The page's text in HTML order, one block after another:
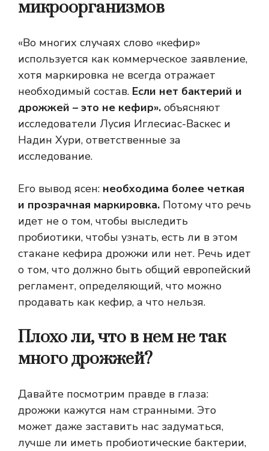
микроорганизмов
«Во многих случаях слово «кефир»
используется как коммерческое заявление,
хотя маркировка не всегда отражает
необходимый состав. Если нет бактерий и
дрожжей – это не кефир». объясняют
исследователи Лусия Иглесиас-Васкес и
Надин Хури, ответственные за
исследование.
Его вывод ясен: необходима более четкая
и прозрачная маркировка. Потому что речь
идет не о том, чтобы выследить
пробиотики, чтобы узнать, есть ли в этом
стакане кефира дрожжи или нет. Речь идет
о том, что должно быть общий европейский
регламент, определяющий, что можно
продавать как кефир, а что нельзя.
Плохо ли, что в нем не так
много дрожжей?
Давайте посмотрим правде в глаза:
дрожжи кажутся нам странными. Это
может даже заставить нас задуматься,
лучше ли иметь пробиотические бактерии,